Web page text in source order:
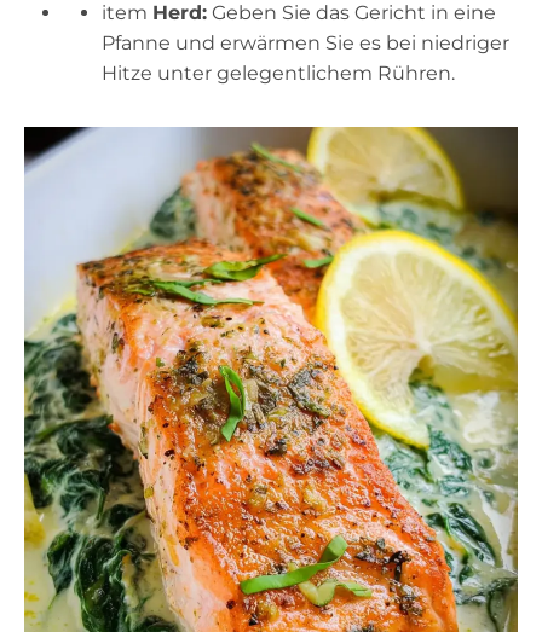
item Herd: Geben Sie das Gericht in eine
Pfanne und erwärmen Sie es bei niedriger
Hitze unter gelegentlichem Rühren.